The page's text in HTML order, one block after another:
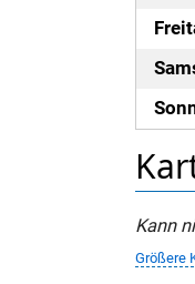
Kann
Größere